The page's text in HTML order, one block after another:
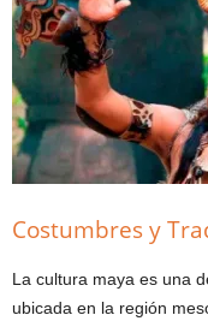
Costumbres y
La cultura maya es una
ubicada en la región